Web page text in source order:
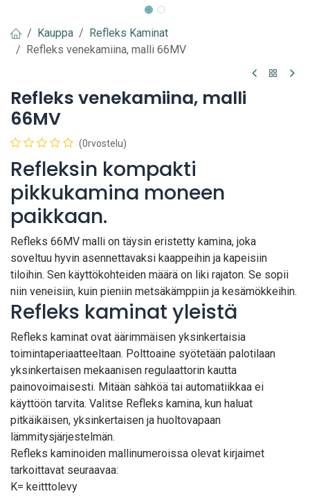
Kauppa
Refleks Kaminat
Refleks venekamiina, malli 66MV
Refleks venekamiina, malli
66MV
(0rvostelu)
Refleksin kompakti
pikkukamina moneen
paikkaan.
Refleks 66MV malli on täysin eristetty kamina, joka
soveltuu hyvin asennettavaksi kaappeihin ja kapeisiin
tiloihin. Sen käyttökohteiden määrä on liki rajaton. Se sopii
niin veneisiin, kuin pieniin metsäkämppiin ja kesämökkeihin.
Refleks kaminat yleistä
Refleks kaminat ovat äärimmäisen yksinkertaisia
toimintaperiaatteeltaan. Polttoaine syötetään palotilaan
yksinkertaisen mekaanisen regulaattorin kautta
painovoimaisesti. Mitään sähköä tai automatiikkaa ei
käyttöön tarvita. Valitse Refleks kamina, kun haluat
pitkäikäisen, yksinkertaisen ja huoltovapaan
lämmitysjärjestelmän.
Refleks kaminoiden mallinumeroissa olevat kirjaimet
tarkoittavat seuraavaa:
K= keitttolevy